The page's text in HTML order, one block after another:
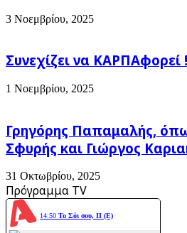
3 Νοεμβρίου, 2025
Συνεχίζει να ΚΑΡΠΑφορεί !
1 Νοεμβρίου, 2025
Γρηγόρης Παπαμαλής,
Σφυρής και Γιώργος
31 Οκτωβρίου, 2025
Πρόγραμμα TV